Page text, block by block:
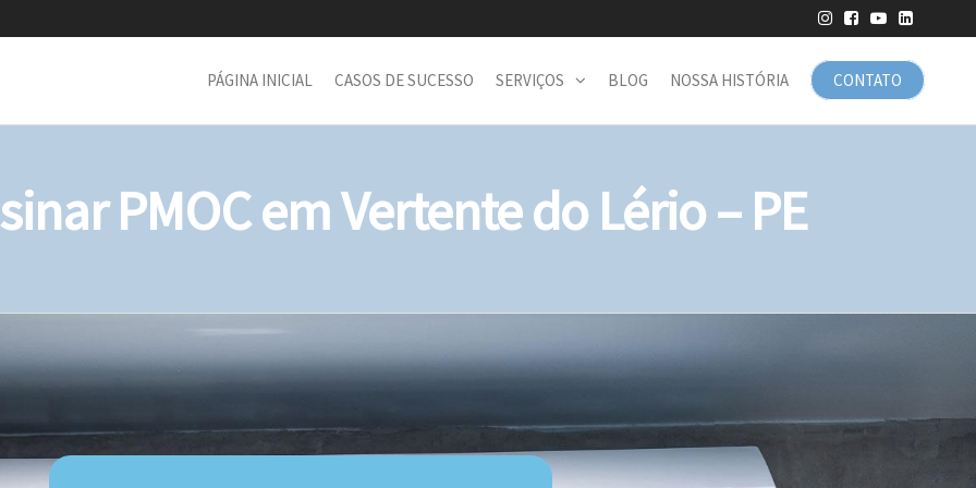
CONTATO
PÁGINA INICIAL CASOS DE SUCESSO SERVIÇOS BLOG NOSSA HISTÓRIA
PMOC em Vertente do Lério – PE